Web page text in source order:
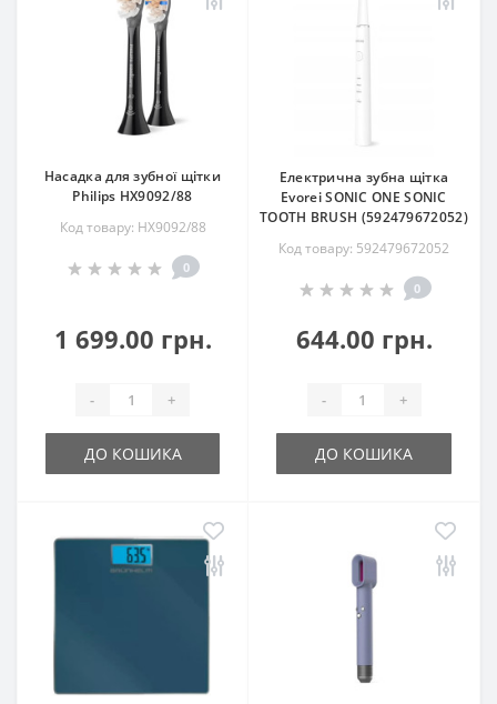
Насадка для зубної щітки
Philips HX9092/88
Код товару: HX9092/88
0
1 699.00 грн.
- +
ДО КОШИКА
Електрична зубна щітка
Evorei SONIC ONE SONIC
TOOTH BRUSH (592479672052)
Код товару: 592479672052
0
644.00 грн.
- +
ДО КОШИКА